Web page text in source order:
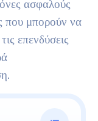
ασφαλούς
που μπορούν να
επενδύσεις